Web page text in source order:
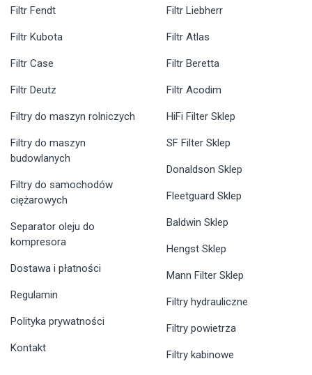
Filtr Fendt
Filtr Kubota
Filtr Case
Filtr Deutz
Filtr Liebherr
Filtr Atlas
Filtr Beretta
Filtr Acodim
Filtry do maszyn rolniczych
Filtry do maszyn
budowlanych
Filtry do samochodów
ciężarowych
Separator oleju do
kompresora
Dostawa i płatności
Regulamin
Polityka prywatności
Kontakt
HiFi Filter Sklep
SF Filter Sklep
Donaldson Sklep
Fleetguard Sklep
Baldwin Sklep
Hengst Sklep
Mann Filter Sklep
Filtry hydrauliczne
Filtry powietrza
Filtry kabinowe